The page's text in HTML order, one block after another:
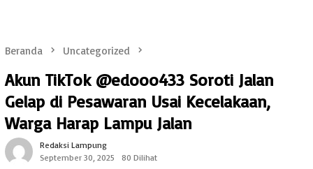
Beranda Uncategorized
Akun TikTok @edooo433 Soroti Jalan
Gelap di Pesawaran Usai Kecelakaan,
Warga Harap Lampu Jalan
Redaksi Lampung
September 30, 2025
80 Dilihat